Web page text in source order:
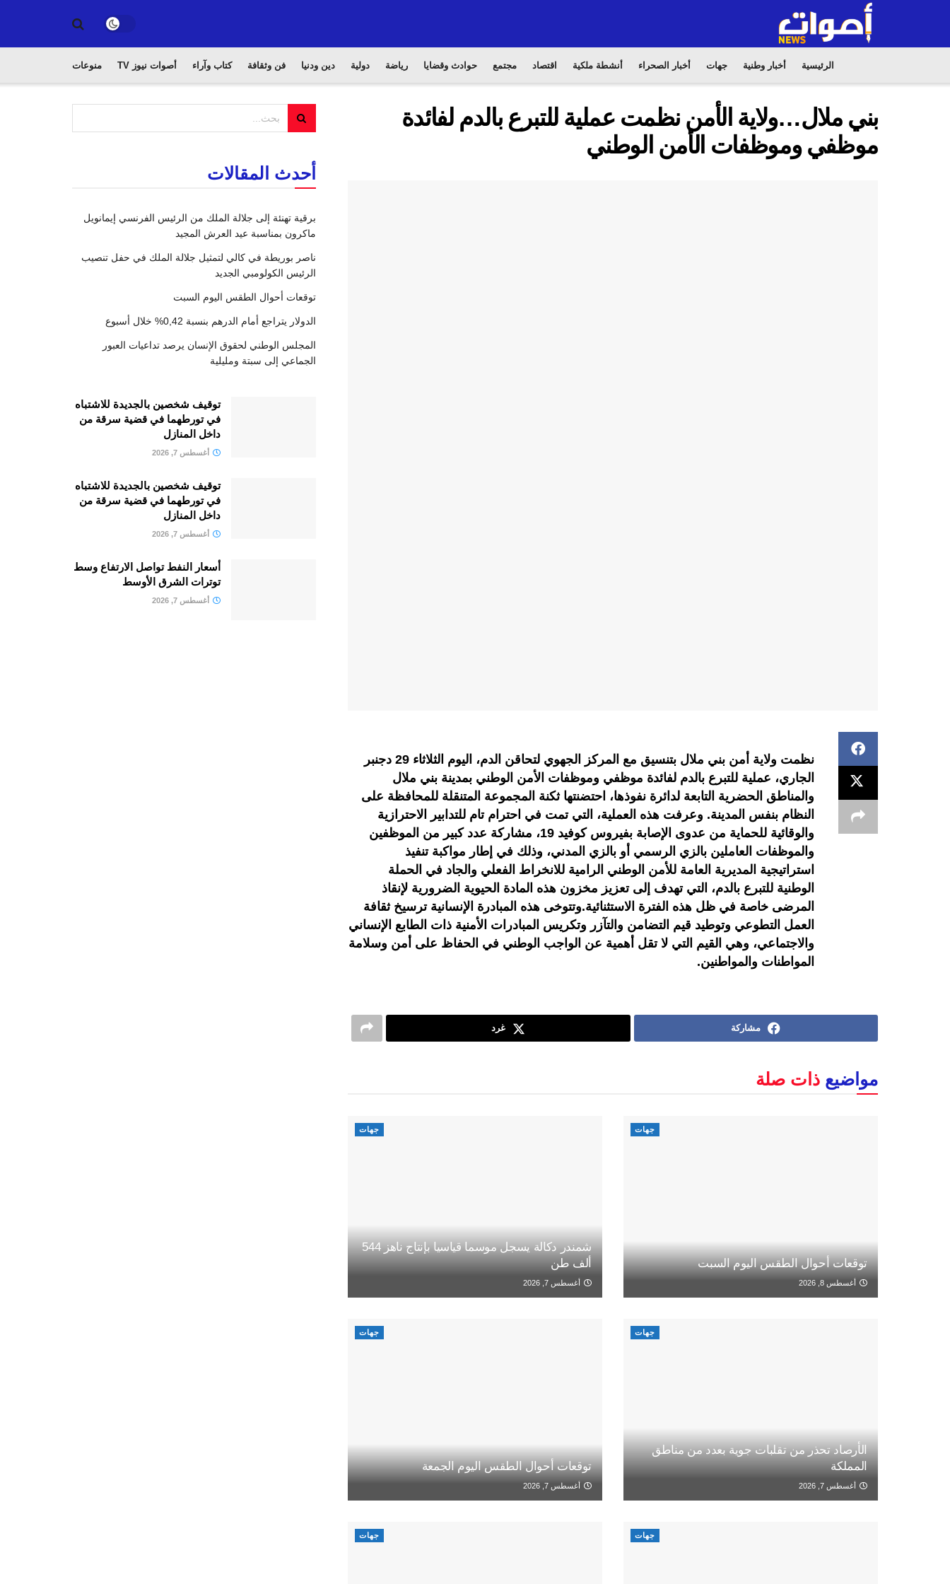
الرئيسية أخبار وطنية جهات أخبار الصحراء أنشطة ملكية اقتصاد مجتمع حوادث وقضايا رياضة دولية دين ودنيا فن وثقافة كتاب وآراء أصوات نيوز TV منوعات
بني ملال…ولاية الأمن نظمت عملية للتبرع بالدم لفائدة
موظفي وموظفات الأمن الوطني
نظمت ولاية أمن بني ملال بتنسيق مع المركز الجهوي لتحاقن الدم، اليوم الثلاثاء 29 دجنبر
الجاري، عملية للتبرع بالدم لفائدة موظفي وموظفات الأمن الوطني بمدينة بني ملال
والمناطق الحضرية التابعة لدائرة نفوذها، احتضنتها ثكنة المجموعة المتنقلة للمحافظة على
النظام بنفس المدينة. وعرفت هذه العملية، التي تمت في احترام تام للتدابير الاحترازية
والوقائية للحماية من عدوى الإصابة بفيروس كوفيد 19، مشاركة عدد كبير من الموظفين
والموظفات العاملين بالزي الرسمي أو بالزي المدني، وذلك في إطار مواكبة تنفيذ
استراتيجية المديرية العامة للأمن الوطني الرامية للانخراط الفعلي والجاد في الحملة
الوطنية للتبرع بالدم، التي تهدف إلى تعزيز مخزون هذه المادة الحيوية الضرورية لإنقاذ
المرضى خاصة في ظل هذه الفترة الاستثنائية.وتتوخى هذه المبادرة الإنسانية ترسيخ ثقافة
العمل التطوعي وتوطيد قيم التضامن والتآزر وتكريس المبادرات الأمنية ذات الطابع الإنساني
والاجتماعي، وهي القيم التي لا تقل أهمية عن الواجب الوطني في الحفاظ على أمن وسلامة
المواطنات والمواطنين.
مشاركة غرد
مواضيع ذات صلة
جهات
توقعات أحوال الطقس اليوم السبت
أغسطس 8, 2026
جهات
شمندر دكالة يسجل موسما قياسيا بإنتاج ناهز 544
ألف طن
أغسطس 7, 2026
جهات
الأرصاد تحذر من تقلبات جوية بعدد من مناطق
المملكة
أغسطس 7, 2026
جهات
توقعات أحوال الطقس اليوم الجمعة
أغسطس 7, 2026
جهات جهات
أحدث المقالات
برقية تهنئة إلى جلالة الملك من الرئيس الفرنسي إيمانويل
ماكرون بمناسبة عيد العرش المجيد
ناصر بوريطة في كالي لتمثيل جلالة الملك في حفل تنصيب
الرئيس الكولومبي الجديد
توقعات أحوال الطقس اليوم السبت
الدولار يتراجع أمام الدرهم بنسبة 0,42% خلال أسبوع
المجلس الوطني لحقوق الإنسان يرصد تداعيات العبور
الجماعي إلى سبتة ومليلية
توقيف شخصين بالجديدة للاشتباه
في تورطهما في قضية سرقة من
داخل المنازل
أغسطس 7, 2026
توقيف شخصين بالجديدة للاشتباه
في تورطهما في قضية سرقة من
داخل المنازل
أغسطس 7, 2026
أسعار النفط تواصل الارتفاع وسط
توترات الشرق الأوسط
أغسطس 7, 2026